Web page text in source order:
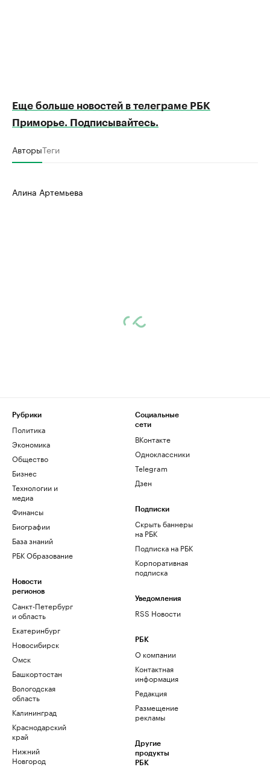
Еще больше новостей в телеграме РБК
Приморье. Подписывайтесь.
АвторыТеги
Алина Артемьева
Рубрики
Политика
Экономика
Общество
Бизнес
Технологии и
медиа
Финансы
Биографии
База знаний
РБК Образование
Новости
регионов
Санкт-Петербург
и область
Екатеринбург
Новосибирск
Омск
Башкортостан
Вологодская
область
Калининград
Краснодарский
край
Нижний
Новгород
Социальные
сети
ВКонтакте
Одноклассники
Telegram
Дзен
Подписки
Скрыть баннеры
на РБК
Подписка на РБК
Корпоративная
подписка
Уведомления
RSS Новости
РБК
О компании
Контактная
информация
Редакция
Размещение
рекламы
Другие
продукты
РБК